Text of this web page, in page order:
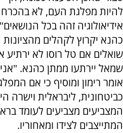
להיות מפלגת העם, לא בהכרח
אידיאולוגיה זהה בכל
כהנא יקרוץ לקהלים
שואלים אם טל רוסו לא ירתיע
שמאל יירתעו ממתן כהנא.
אומר רימון ומוסיף כי אם
כביטחונית, ליבראלית וישרה
המצביעים מצביעים לעומד
המתייצבים לצידו ומאחוריו.